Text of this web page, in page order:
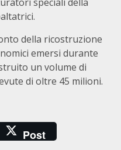
della ricostruzione
emersi durante
un volume di
di oltre 45 milioni.
Post